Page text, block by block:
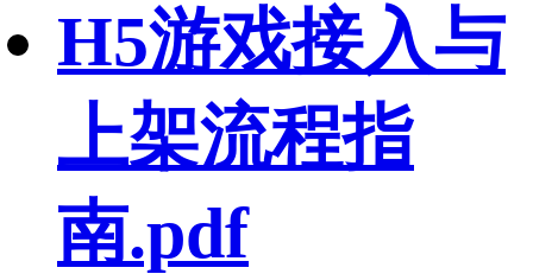
H5游戏接入与
上架流程指
南.pdf